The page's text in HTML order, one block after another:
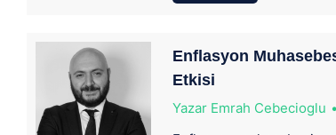
Enflasyon
Etkisi
Yazar Emrah Cebecioglu